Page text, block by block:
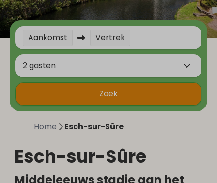
Aankomst Vertrek
2 gasten
Zoek
Home Esch-sur-Sûre
Esch-sur-Sûre
Middeleeuws stadje aan het